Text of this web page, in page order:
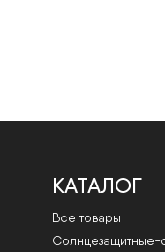
КАТАЛОГ
Все товары
Cолнцезащитные-